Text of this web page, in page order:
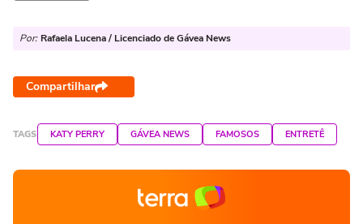
Por: Rafaela Lucena / Licenciado de Gávea News
Compartilhar
TAGS KATY PERRY GÁVEA NEWS FAMOSOS ENTRETÊ